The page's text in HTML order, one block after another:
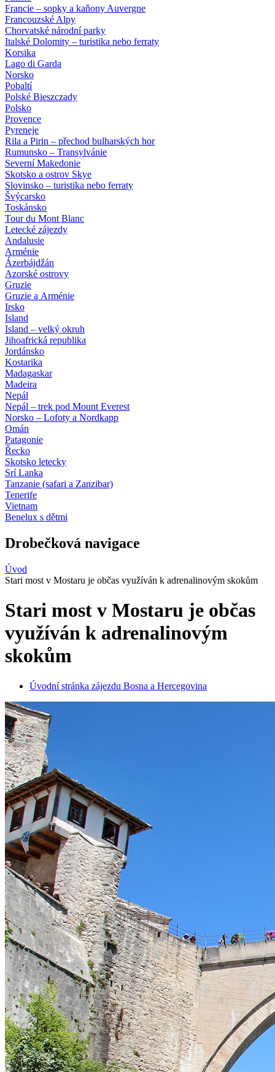
Francie – sopky a kaňony Auvergne
Francouzské Alpy
Chorvatské národní parky
Italské Dolomity – turistika nebo ferraty
Korsika
Lago di Garda
Norsko
Pobaltí
Polské Bieszczady
Polsko
Provence
Pyreneje
Rila a Pirin – přechod bulharských hor
Rumunsko – Transylvánie
Severní Makedonie
Skotsko a ostrov Skye
Slovinsko – turistika nebo ferraty
Švýcarsko
Toskánsko
Tour du Mont Blanc
Letecké zájezdy
Andalusie
Arménie
Ázerbájdžán
Azorské ostrovy
Gruzie
Gruzie a Arménie
Irsko
Island
Island – velký okruh
Jihoafrická republika
Jordánsko
Kostarika
Madagaskar
Madeira
Nepál
Nepál – trek pod Mount Everest
Norsko – Lofoty a Nordkapp
Omán
Patagonie
Řecko
Skotsko letecky
Srí Lanka
Tanzanie (safari a Zanzibar)
Tenerife
Vietnam
Benelux s dětmi
Drobečková navigace
Úvod
Stari most v Mostaru je občas využíván k adrenalinovým skokům
Stari most v Mostaru je občas
využíván k adrenalinovým
skokům
Úvodní stránka zájezdu Bosna a Hercegovina